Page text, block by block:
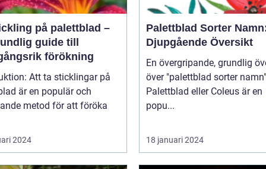
på palettblad –
guide till
förökning
sticklingar på
är en populär och
metod för att föröka
2024
Palettblad Sorter
Djupgående Översikt
En övergripande, grundlig
över "palettblad sorter namn"
Palettblad eller Coleus är en
popu...
18 januari 2024